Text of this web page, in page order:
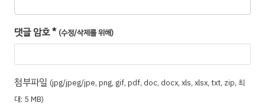
댓글 암호* (수정/삭제를 위해)
첨부파일 (jpg/jpeg/jpe, png, gif, pdf, doc, docx, xls, xlsx, txt, zip, 최
대: 5 MB)